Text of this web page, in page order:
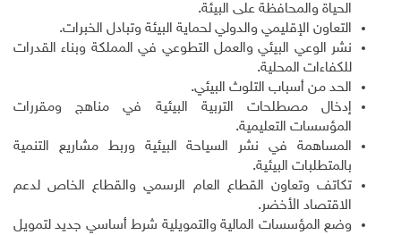
الحياة والمحافظة على البيئة.
التعاون الإقليمي والدولي لحماية البيئة وتبادل الخبرات.
نشر الوعي البيئي والعمل التطوعي في المملكة وبناء القدرات
للكفاءات المحلية.
الحد من أسباب التلوث البيئي.
إدخال مصطلحات التربية البيئية في مناهج ومقررات
المؤسسات التعليمية.
المساهمة في نشر السياحة البيئية وربط مشاريع التنمية
بالمتطلبات البيئية.
تكاتف وتعاون القطاع العام الرسمي والقطاع الخاص لدعم
الاقتصاد الأخضر.
وضع المؤسسات المالية والتمويلية شرط أساسي جديد لتمويل